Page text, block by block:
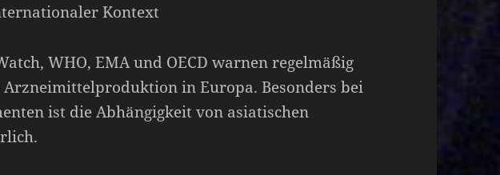
Kontext
WHO, EMA und OECD warnen regelmäßig
in Europa. Besonders bei
ist die Abhängigkeit von asiatischen